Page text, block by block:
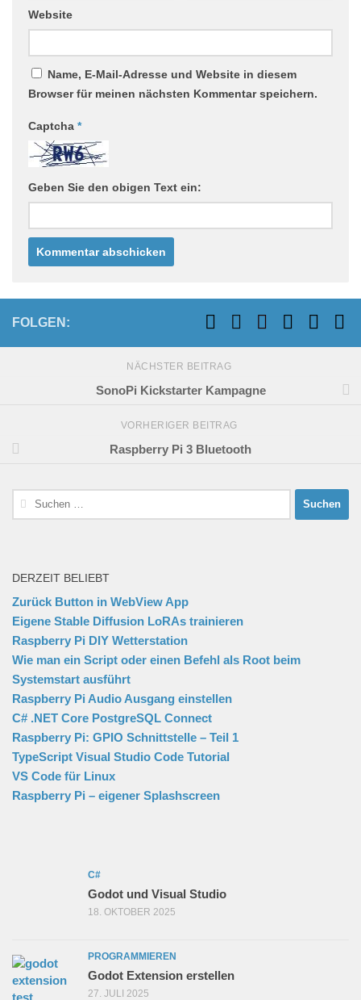
Website
Name, E-Mail-Adresse und Website in diesem
Browser für meinen nächsten Kommentar speichern.
Captcha *
Geben Sie den obigen Text ein:
FOLGEN:
NÄCHSTER BEITRAG
SonoPi Kickstarter Kampagne
VORHERIGER BEITRAG
Raspberry Pi 3 Bluetooth
Suchen
nach:
DERZEIT BELIEBT
Zurück Button in WebView App
Eigene Stable Diffusion LoRAs trainieren
Raspberry Pi DIY Wetterstation
Wie man ein Script oder einen Befehl als Root beim
Systemstart ausführt
Raspberry Pi Audio Ausgang einstellen
C# .NET Core PostgreSQL Connect
Raspberry Pi: GPIO Schnittstelle – Teil 1
TypeScript Visual Studio Code Tutorial
VS Code für Linux
Raspberry Pi – eigener Splashscreen
C#
Godot und Visual Studio
18. OKTOBER 2025
PROGRAMMIEREN
Godot Extension erstellen
27. JULI 2025